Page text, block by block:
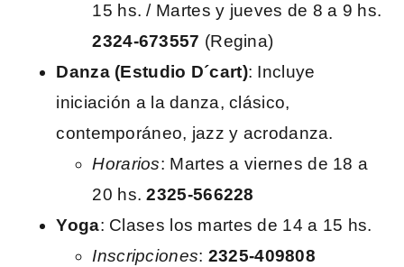
15 hs. / Martes y jueves de 8 a 9 hs.
2324-673557 (Regina)
Danza (Estudio D´cart): Incluye
iniciación a la danza, clásico,
contemporáneo, jazz y acrodanza.
Horarios: Martes a viernes de 18 a
20 hs. 2325-566228
Yoga: Clases los martes de 14 a 15 hs.
Inscripciones: 2325-409808